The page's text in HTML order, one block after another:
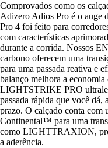
Comprovados como os
Adizero Adios Pro é o auge
Pro 4 foi feito para
com características
durante a corrida. Nossos
carbono oferecem uma
para uma passada reativa e
balanço melhora a
LIGHTSTRIKE PRO
passada rápida que você dá,
prazo. O calçado conta com
Continental™ para uma
como LIGHTTRAXION,
a aderência.